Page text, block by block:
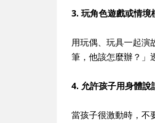
3. 玩角色遊戲或情境
用玩偶、玩具一起演
筆，他該怎麼辦？」
4. 允許孩子用身體說
當孩子很激動時，不